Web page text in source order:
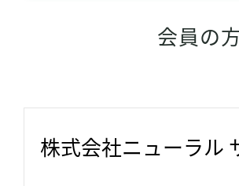
会員の
株式会社ニューラル